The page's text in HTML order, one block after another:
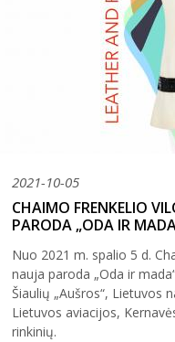
2021-10-05
CHAIMO FRENKELIO
PARODA „ODA IR
Nuo 2021 m. spalio 5 d.
nauja paroda „Oda ir
Šiaulių „Aušros“, Lietuvos
Lietuvos aviacijos,
rinkinių.